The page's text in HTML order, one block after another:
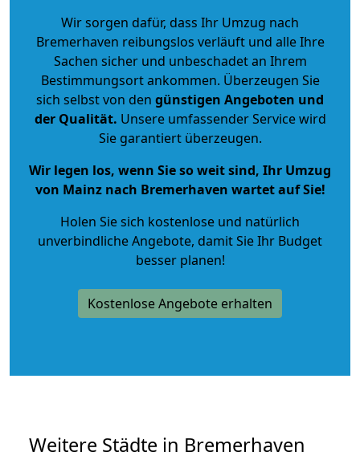
Wir sorgen dafür, dass Ihr Umzug nach
Bremerhaven reibungslos verläuft und alle Ihre
Sachen sicher und unbeschadet an Ihrem
Bestimmungsort ankommen. Überzeugen Sie
sich selbst von den günstigen Angeboten und
der Qualität. Unsere umfassender Service wird
Sie garantiert überzeugen.
Wir legen los, wenn Sie so weit sind, Ihr Umzug
von Mainz nach Bremerhaven wartet auf Sie!
Holen Sie sich kostenlose und natürlich
unverbindliche Angebote, damit Sie Ihr Budget
besser planen!
Kostenlose Angebote erhalten
Weitere Städte in Bremerhaven